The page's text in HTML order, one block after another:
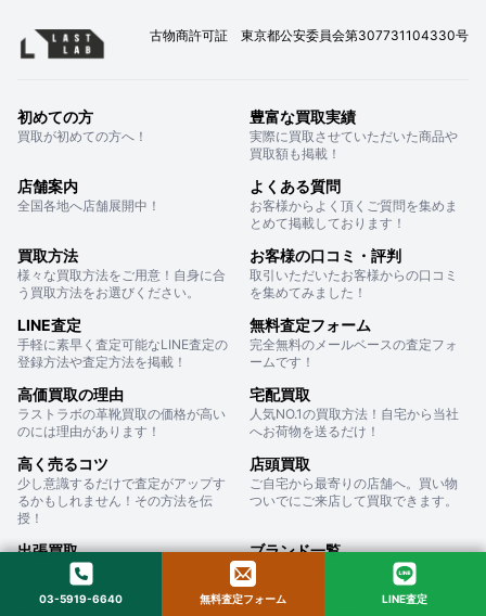
古物商許可証 東京都公安委員会第307731104330号
初めての方
買取が初めての方へ！
豊富な買取実績
実際に買取させていただいた商品や
買取額も掲載！
店舗案内
全国各地へ店舗展開中！
よくある質問
お客様からよく頂くご質問を集めま
とめて掲載しております！
買取方法
様々な買取方法をご用意！自身に合
う買取方法をお選びください。
お客様の口コミ・評判
取引いただいたお客様からの口コミ
を集めてみました！
LINE査定
手軽に素早く査定可能なLINE査定の
登録方法や査定方法を掲載！
無料査定フォーム
完全無料のメールベースの査定フォ
ームです！
高価買取の理由
ラストラボの革靴買取の価格が高い
のには理由があります！
宅配買取
人気NO.1の買取方法！自宅から当社
へお荷物を送るだけ！
高く売るコツ
少し意識するだけで査定がアップす
るかもしれません！その方法を伝
授！
店頭買取
ご自宅から最寄りの店舗へ。買い物
ついでにご来店して買取できます。
出張買取
ご自宅・またはご指定の住所へお伺
いしその場で査定し現金化！
ブランド一覧
買取アイテム銘柄一覧をご紹介いた
します。
03-5919-6640 無料査定フォーム LINE査定